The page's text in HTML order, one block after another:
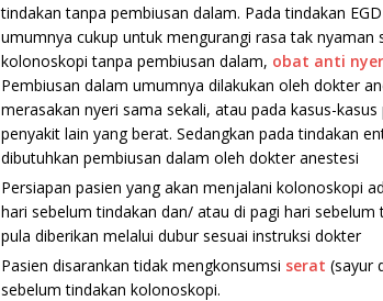
tindakan tanpa pembiusan dalam. Pada tindakan
umumnya cukup untuk mengurangi rasa tak nyaman
kolonoskopi tanpa pembiusan dalam, obat anti
Pembiusan dalam umumnya dilakukan oleh dokter
merasakan nyeri sama sekali, atau pada kasus-
penyakit lain yang berat. Sedangkan pada tindakan
dibutuhkan pembiusan dalam oleh dokter anestesi
Persiapan pasien yang akan menjalani kolonoskopi
hari sebelum tindakan dan/ atau di pagi hari sebelum
pula diberikan melalui dubur sesuai instruksi dokter
Pasien disarankan tidak mengkonsumsi serat (sayur
sebelum tindakan kolonoskopi.